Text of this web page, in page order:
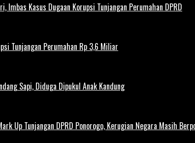
Imbas Kasus Dugaan Korupsi Tunjangan Perumahan DPRD
Tunjangan Perumahan Rp 3,6 Miliar
Sapi, Diduga Dipukul Anak Kandung
Up Tunjangan DPRD Ponorogo, Kerugian Negara Masih